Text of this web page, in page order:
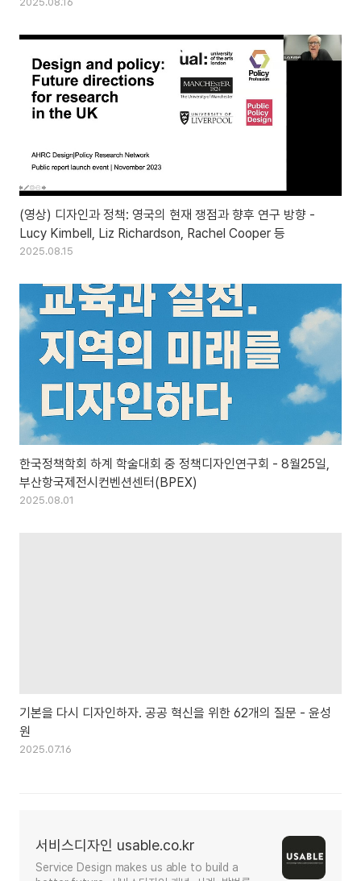
(영상) 디자인과 정책: 영국의 현재 쟁점과 향후 연구 방향 -
Lucy Kimbell, Liz Richardson, Rachel Cooper 등
2025.08.15
한국정책학회 하계 학술대회 중 정책디자인연구회 - 8월25일,
부산항국제전시컨벤션센터(BPEX)
2025.08.01
기본을 다시 디자인하자. 공공 혁신을 위한 62개의 질문 - 윤성
원
2025.07.16
서비스디자인 usable.co.kr
Service Design makes us able to build a